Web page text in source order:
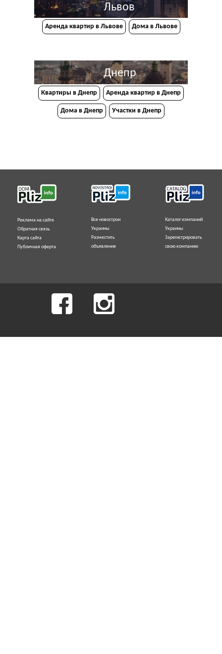
Львов
Аренда квартир в Львове Дома в Львове
Днепр
Квартиры в Днепр Аренда квартир в Днепр
Дома в Днепр Участки в Днепр
Реклама на сайте
Обратная связь
Карта сайта
Публичная оферта
Все новострои
Украины
Разместить
объявление
Каталог компаний
Украины
Зарегистрировать
свою компанию